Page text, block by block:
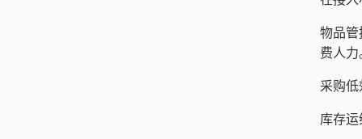
物品
费人
采购
库存